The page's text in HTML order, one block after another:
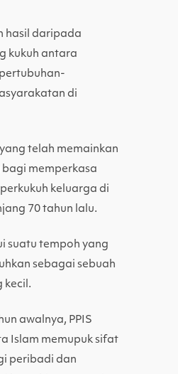
hasil daripada
kukuh antara
di
yang telah memainkan
memperkasa
keluarga di
70 tahun lalu.
suatu tempoh yang
sebagai sebuah
kecil.
awalnya, PPIS
Islam memupuk sifat
peribadi dan